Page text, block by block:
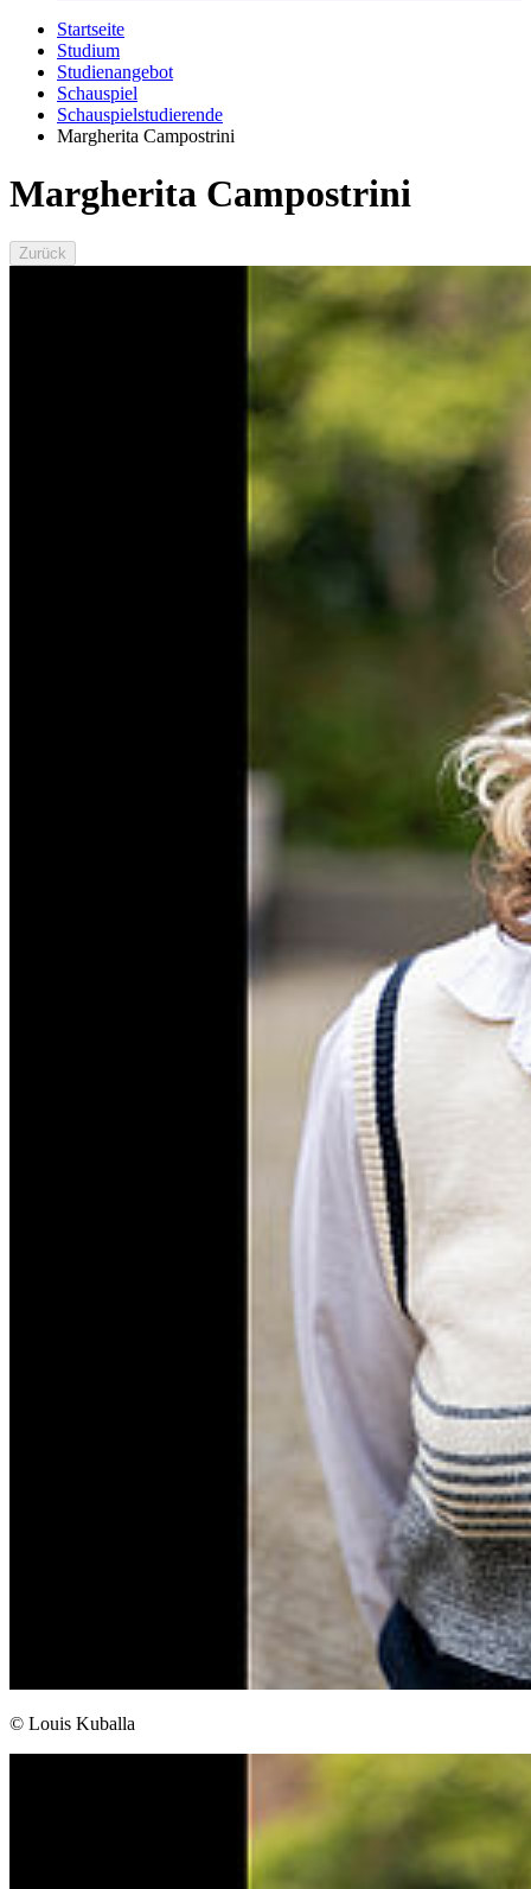
Startseite
Studium
Studienangebot
Schauspiel
Schauspielstudierende
Margherita Campostrini
Margherita Campostrini
Zurück
© Louis Kuballa